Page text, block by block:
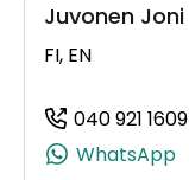
Juvonen Joni
FI, EN
040 921 1609
WhatsApp